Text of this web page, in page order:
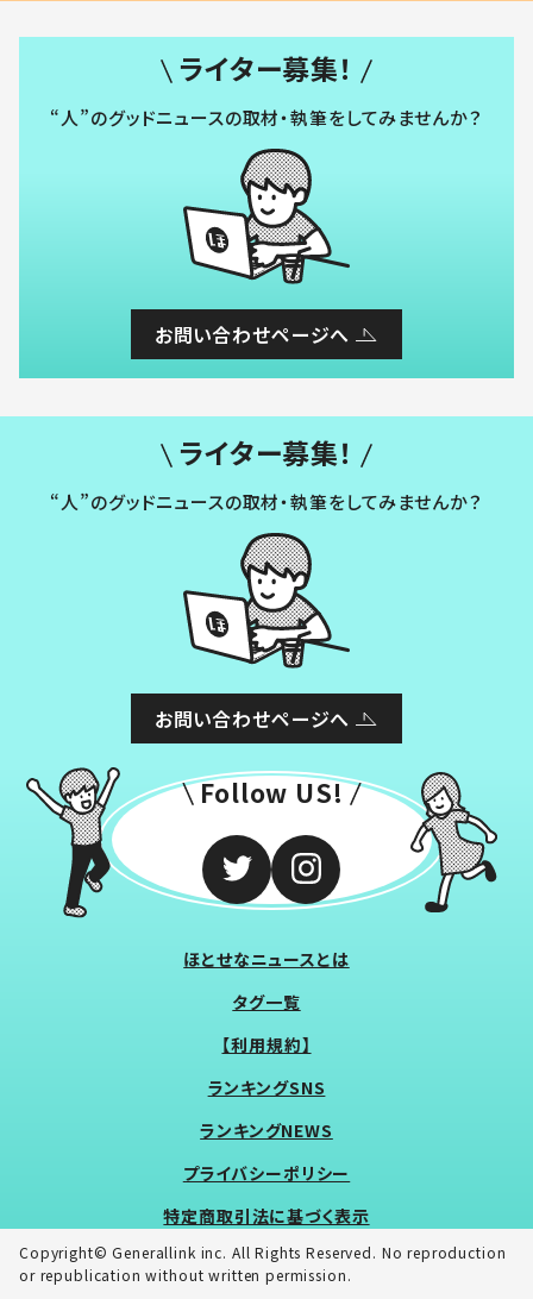
ライター募集！
“人”のグッドニュースの取材・執筆をしてみませんか？
お問い合わせページへ
ライター募集！
“人”のグッドニュースの取材・執筆をしてみませんか？
お問い合わせページへ
Follow US!
ほとせなニュースとは
タグ一覧
【利用規約】
ランキングSNS
ランキングNEWS
プライバシーポリシー
特定商取引法に基づく表示
Copyright© Generallink inc. All Rights Reserved. No reproduction
or republication without written permission.